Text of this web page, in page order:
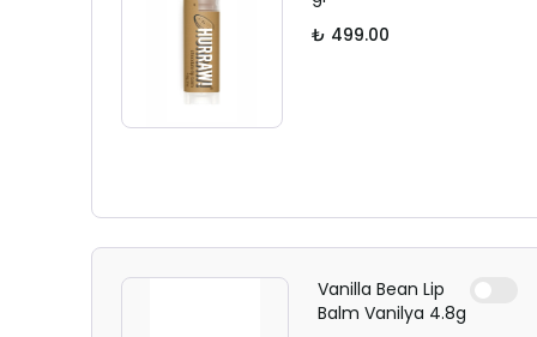
₺ 499.00
Vanilla Bean Lip
Balm Vanilya 4.8g